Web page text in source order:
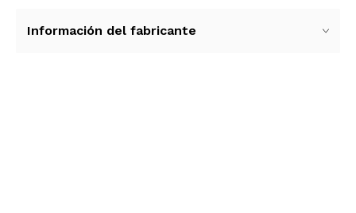
recargables NiMH incluidas o baterías AA
Información del fabricante